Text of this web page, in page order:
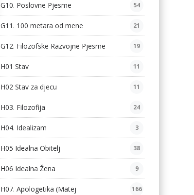
G10. Poslovne Pjesme 54
G11. 100 metara od mene 21
G12. Filozofske Razvojne Pjesme 19
H01 Stav 11
H02 Stav za djecu 11
H03. Filozofija 24
H04. Idealizam 3
H05 Idealna Obitelj 38
H06 Idealna Žena 9
H07. Apologetika (Matej 166